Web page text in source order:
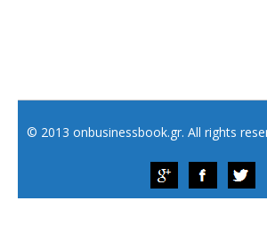
© 2013 onbusinessbook.gr. All rights